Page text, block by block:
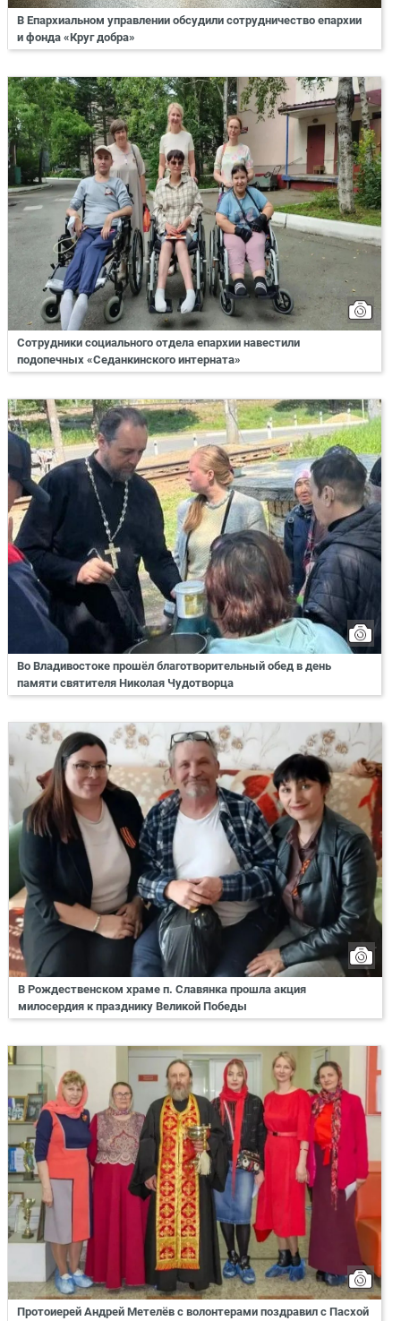
В Епархиальном управлении обсудили сотрудничество епархии
и фонда «Круг добра»
Сотрудники социального отдела епархии навестили
подопечных «Седанкинского интерната»
Во Владивостоке прошёл благотворительный обед в день
памяти святителя Николая Чудотворца
В Рождественском храме п. Славянка прошла акция
милосердия к празднику Великой Победы
Протоиерей Андрей Метелёв с волонтерами поздравил с Пасхой